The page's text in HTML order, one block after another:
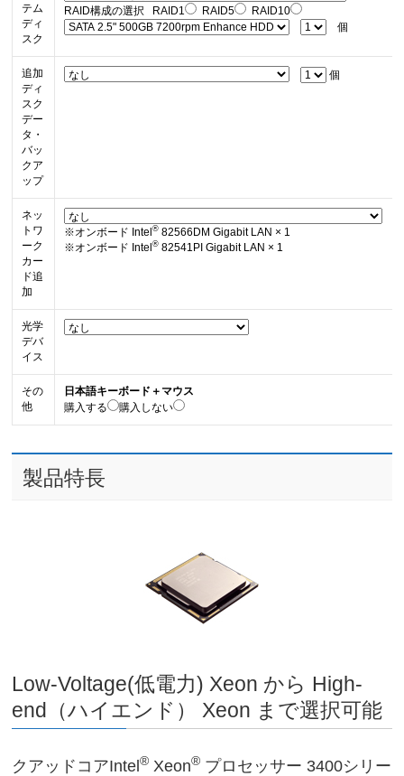
テム
ディ
スク
RAID構成の選択 RAID1 RAID5
RAID10
個
追加
ディ
スク
デー
タ・
バッ
クア
ップ
個
ネッ
トワ
ーク
カー
ド追
加
※オンボード Intel® 82566DM Gigabit LAN × 1
※オンボード Intel® 82541PI Gigabit LAN × 1
光学
デバ
イス
その
他
日本語キーボード＋マウス
購入する
購入しない
製品特長
Low-Voltage(低電力) Xeon から High-
end（ハイエンド） Xeon まで選択可能
クアッドコアIntel® Xeon® プロセッサー 3400シリー